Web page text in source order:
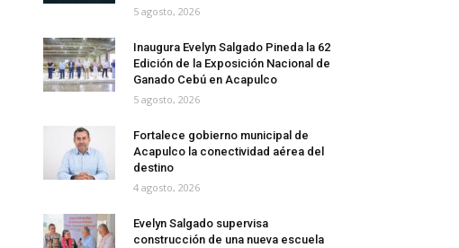
5 agosto, 2026
Inaugura Evelyn Salgado Pineda la 62
Edición de la Exposición Nacional de
Ganado Cebú en Acapulco
5 agosto, 2026
Fortalece gobierno municipal de
Acapulco la conectividad aérea del
destino
4 agosto, 2026
Evelyn Salgado supervisa
construcción de una nueva escuela